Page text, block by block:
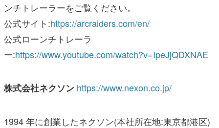
ンチトレーラーをご覧ください。
公式サイト:https://arcraiders.com/en/
公式ローンチトレーラ
ー:https://www.youtube.com/watch?v=IpeJjQDXNAE
株式会社ネクソン https://www.nexon.co.jp/
1994 年に創業したネクソン(本社所在地:東京都港区)